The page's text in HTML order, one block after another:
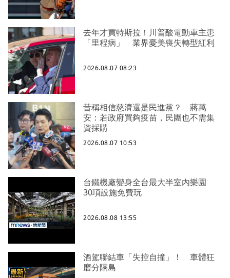
去年才買特斯拉！川普酸電動車主患
「里程病」 業界憂美喪失轉型紅利
2026.08.07 08:23
昔稱相信慈濟還是民進黨？ 蔣萬
安：若政府買夠疫苗，民團也不需集
資採購
2026.08.07 10:53
台鐵機廠變身全台最大半室內樂園
30項設施免費玩
2026.08.08 13:55
酒駕聯結車「失控自撞」！ 車體狂
磨分隔島